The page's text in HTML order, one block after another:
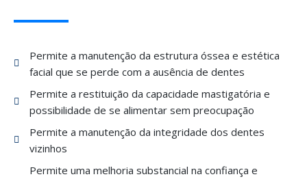
Permite a manutenção da estrutura óssea e estética
facial que se perde com a ausência de dentes
Permite a restituição da capacidade mastigatória e
possibilidade de se alimentar sem preocupação
Permite a manutenção da integridade dos dentes
vizinhos
Permite uma melhoria substancial na confiança e